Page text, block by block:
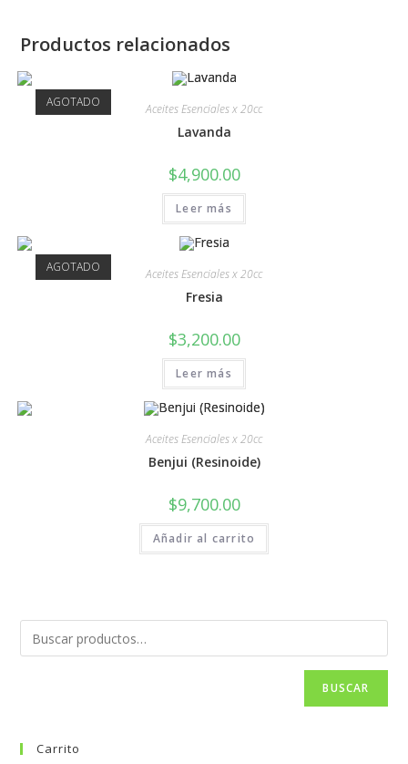
Productos relacionados
AGOTADO Aceites Esenciales x 20cc
Lavanda
$4,900.00
Leer más
AGOTADO Aceites Esenciales x 20cc
Fresia
$3,200.00
Leer más
Aceites Esenciales x 20cc
Benjui (Resinoide)
$9,700.00
Añadir al carrito
BUSCAR
Carrito